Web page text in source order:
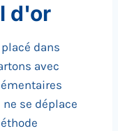
d'or
dans
avec
se déplace